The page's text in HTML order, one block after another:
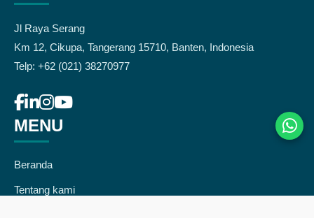
Jl Raya Serang
Km 12, Cikupa, Tangerang 15710, Banten, Indonesia
Telp: +62 (021) 38270977
MENU
Beranda
Tentang kami